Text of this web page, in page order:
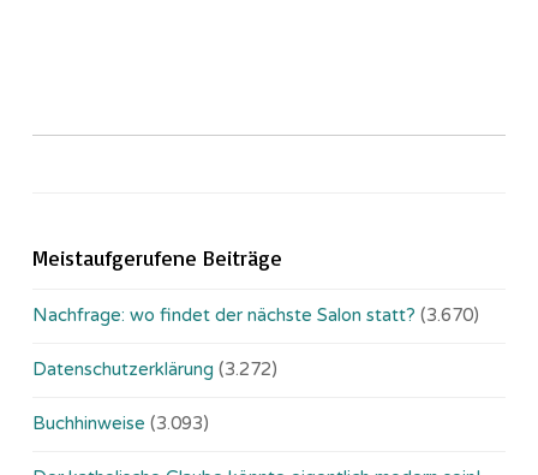
Meistaufgerufene Beiträge
Nachfrage: wo findet der nächste Salon statt? (3.670)
Datenschutzerklärung (3.272)
Buchhinweise (3.093)